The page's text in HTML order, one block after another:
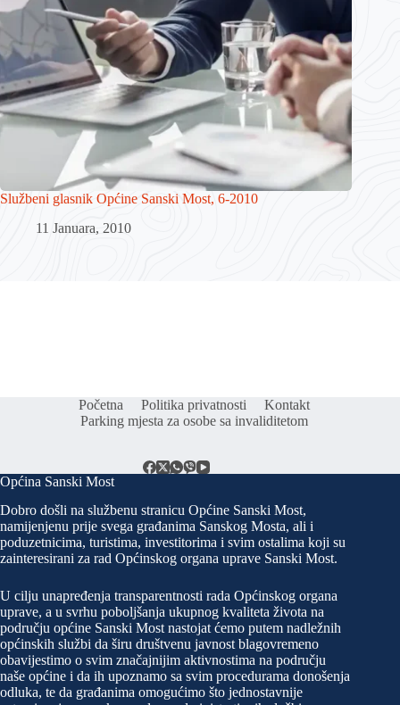
Službeni glasnik Općine Sanski Most, 6-2010
11 Januara, 2010
Početna Politika privatnosti
Kontakt
Parking mjesta za osobe sa invaliditetom
Općina Sanski Most
Dobro došli na službenu stranicu Općine Sanski Most,
namijenjenu prije svega građanima Sanskog Mosta, ali i
poduzetnicima, turistima, investitorima i svim ostalima koji su
zainteresirani za rad Općinskog organa uprave Sanski Most.
U cilju unapređenja transparentnosti rada Općinskog organa
uprave, a u svrhu poboljšanja ukupnog kvaliteta života na
području općine Sanski Most nastojat ćemo putem nadležnih
općinskih službi da širu društvenu javnost blagovremeno
obavijestimo o svim značajnijim aktivnostima na području
naše općine i da ih upoznamo sa svim procedurama donošenja
odluka, te da građanima omogućimo što jednostavnije